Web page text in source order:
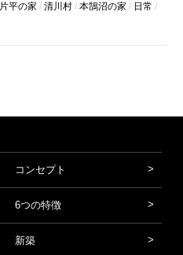
片平の家 清川村 本鵠沼の家
日常
コンセプト
6つの特徴
新築